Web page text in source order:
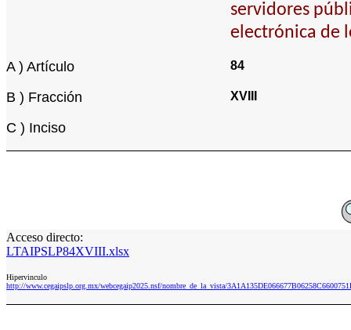
servidores
electrónica de
A ) Artículo 84
B ) Fracción XVIII
C ) Inciso
Acceso directo:
LTAIPSLP84XVIII.xlsx
Hipervinculo
http://www.cegaipslp.org.mx/webcegaip2025.nsf/nombre_de_la_vista/